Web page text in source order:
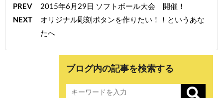
PREV
2015年6月29日 ソフトボール大会 開催！
NEXT
オリジナル彫刻ボタンを作りたい！！というあな
たへ
ブログ内の記事を検索する